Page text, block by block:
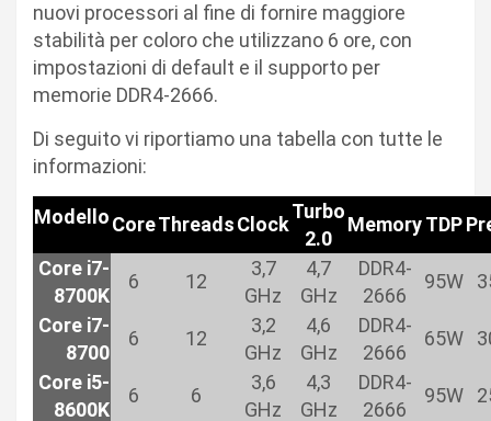
nuovi processori al fine di fornire maggiore
stabilità per coloro che utilizzano 6 ore, con
impostazioni di default e il supporto per
memorie DDR4-2666.
Di seguito vi riportiamo una tabella con tutte le
informazioni:
ModelloCoreThreadsClock
Turbo
2.0
MemoryTDP
Core i7-
8700K
6 12
3,7
GHz
4,7
GHz
DDR4-
2666
95W
Core i7-
8700
6 12
3,2
GHz
4,6
GHz
DDR4-
2666
65W
Core i5-
8600K
6 6
3,6
GHz
4,3
GHz
DDR4-
2666
95W